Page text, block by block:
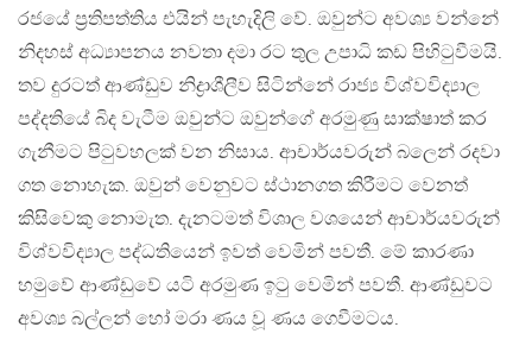
රජයේ ප්‍රතිපත්තිය එයින් පැහැදිලි වේ. ඔවුන්ට අවශ්‍ය වන්නේ
නිදහස් අධ්‍යාපනය නවතා දමා රට තුල උපාධි කඩ පිහිටුවීමයි.
තව දුරටත් ආණ්ඩුව නිද්‍රාශීලීව සිටින්නේ රාජ්‍ය විශ්වවිද්‍යාල
පද්දතියේ බිද වැටීම ඔවුන්ට ඔවුන්ගේ අරමුණු සාක්ෂාත් කර
ගැනීමට පිටුවහලක් වන නිසාය. ආචාර්යවරුන් බලෙන් රදවා
ගත නොහැක. ඔවුන් වෙනුවට ස්ථානගත කිරීමට වෙනත්
කිසිවෙකු නොමැත. දැනටමත් විශාල වශයෙන් ආචාර්යවරුන්
විශ්වවිද්‍යාල පද්ධතියෙන් ඉවත් වෙමින් පවතී. මේ කාරණා
හමුවේ ආණ්ඩුවේ යටි අරමුණ ඉටු වෙමින් පවතී. ආණ්ඩුවට
අවශ්‍ය බල්ලන් හෝ මරා ණය වූ ණය ගෙවීමටය.